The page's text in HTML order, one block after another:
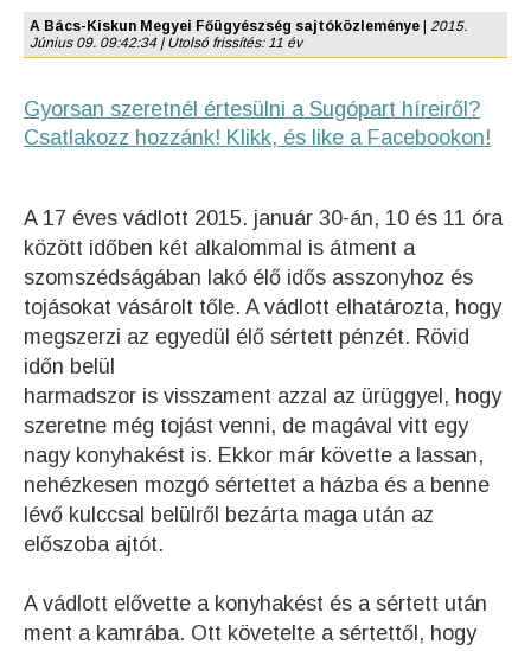
A Bács-Kiskun Megyei Főügyészség sajtóközleménye
2015.
Június 09. 09:42:34 | Utolsó frissítés: 11 év
Gyorsan szeretnél értesülni a Sugópart híreiről?
Csatlakozz hozzánk! Klikk, és like a Facebookon!
A 17 éves vádlott 2015. január 30-án, 10 és 11 óra
között időben két alkalommal is átment a
szomszédságában lakó élő idős asszonyhoz és
tojásokat vásárolt tőle. A vádlott elhatározta, hogy
megszerzi az egyedül élő sértett pénzét. Rövid
időn belül
harmadszor is visszament azzal az ürüggyel, hogy
szeretne még tojást venni, de magával vitt egy
nagy konyhakést is. Ekkor már követte a lassan,
nehézkesen mozgó sértettet a házba és a benne
lévő kulccsal belülről bezárta maga után az
előszoba ajtót.
A vádlott elővette a konyhakést és a sértett után
ment a kamrába. Ott követelte a sértettől, hogy